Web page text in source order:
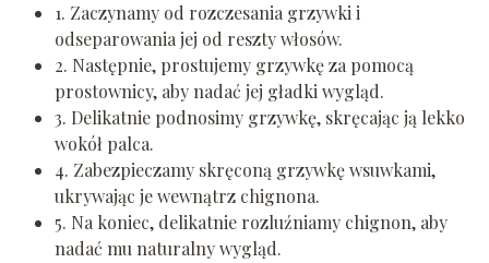
1. Zaczynamy od rozczesania grzywki i
odseparowania jej od reszty włosów.
2. Następnie, prostujemy grzywkę za pomocą
prostownicy, aby nadać jej gładki wygląd.
3. Delikatnie podnosimy grzywkę, skręcając ją lekko
wokół palca.
4. Zabezpieczamy skręconą grzywkę wsuwkami,
ukrywając je wewnątrz chignona.
5. Na koniec, delikatnie rozluźniamy chignon, aby
nadać mu naturalny wygląd.